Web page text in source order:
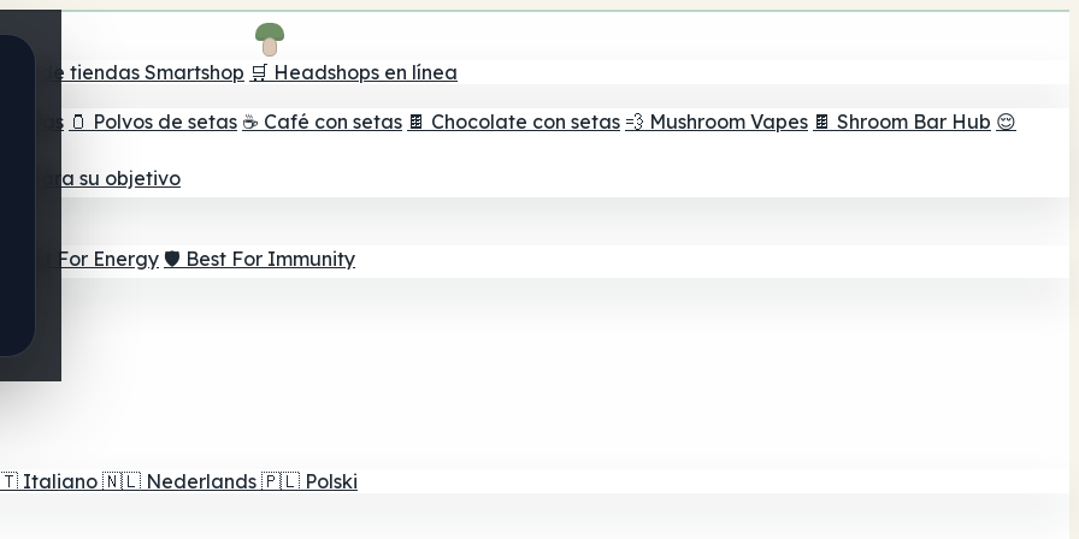
de tiendas Smartshop 🛒 Headshops en línea
setas 🫙 Polvos de setas ☕ Café con setas 🍫 Chocolate con setas 💨 Mushroom Vapes 🍫 Shroom Bar Hub 😌
para su objetivo
⚡ Best For Energy 🛡️ Best For Immunity
Italiano 🇳🇱 Nederlands 🇵🇱 Polski